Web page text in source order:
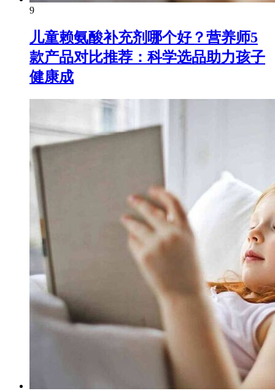
9
儿童赖氨酸补充剂哪个好？营养师5
款产品对比推荐：科学选品助力孩子
健康成